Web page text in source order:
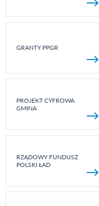
GRANTY PPGR
PROJEKT CYFROWA
GMINA
RZĄDOWY FUNDUSZ
POLSKI ŁAD